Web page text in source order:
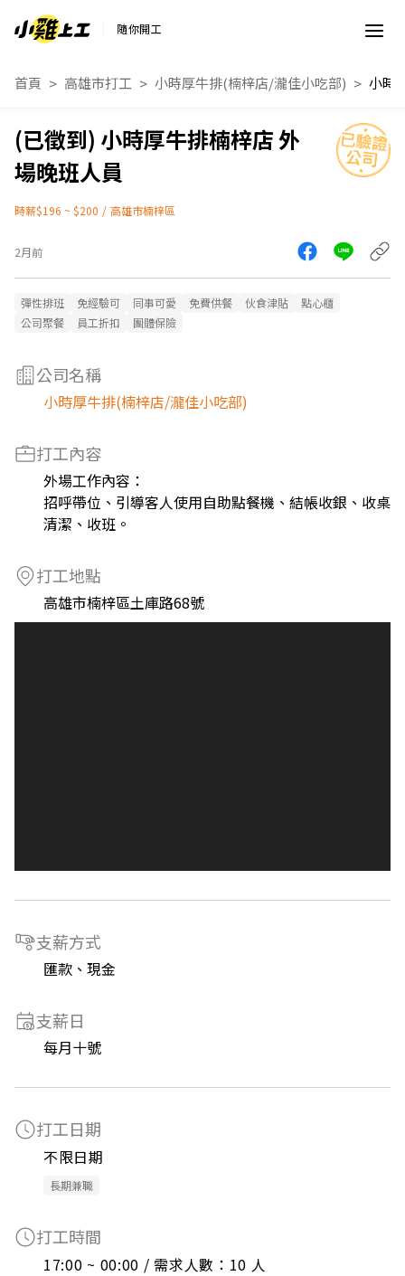
隨你開工
首頁 高雄市打工 小時厚牛排(楠梓店/瀧佳小吃部)
小時厚牛排楠梓店 外
場晚班人員
時薪$196 ~ $200 / 高雄市楠梓區
2月前
彈性排班 免經驗可 同事可愛 免費供餐 伙食津貼
點心櫃
公司聚餐
員工折扣 團體保險
公司名稱
小時厚牛排(楠梓店/瀧佳小吃部)
打工內容
外場工作內容：
招呼帶位、引導客人使用自助點餐機、結帳收銀、收桌
清潔、收班。
打工地點
高雄市楠梓區土庫路68號
支薪方式
匯款、現金
支薪日
每月十號
打工日期
不限日期
長期兼職
打工時間
17:00 ~ 00:00 / 需求人數：10 人